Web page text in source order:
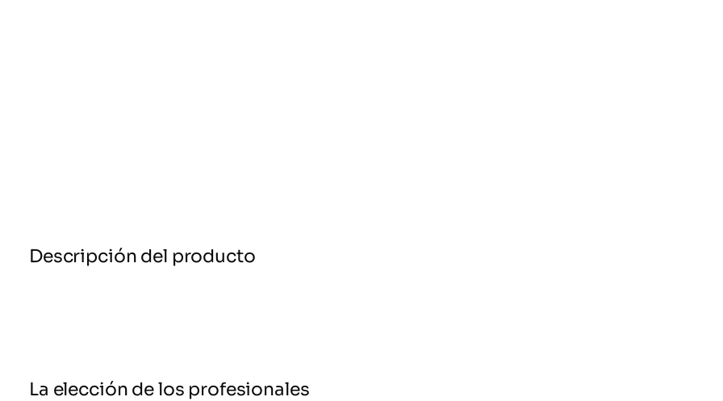
Descripción del producto
La elección de los profesionales